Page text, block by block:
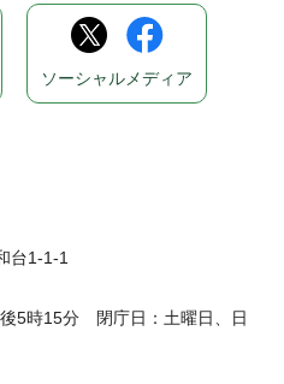
台1-1-1
5時15分 閉庁日：土曜日、日
ソーシャルメディア